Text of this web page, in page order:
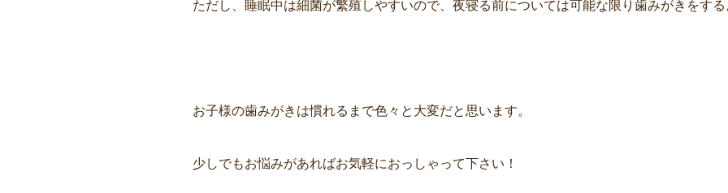
ただし、睡眠中は細菌が繁殖しやすいので、夜寝る前については可能な限り歯みがきをする
お子様の歯みがきは慣れるまで色々と大変だと思います。
少しでもお悩みがあればお気軽におっしゃって下さい！